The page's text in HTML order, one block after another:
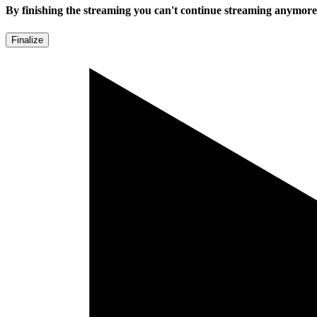
By finishing the streaming you can't continue streaming